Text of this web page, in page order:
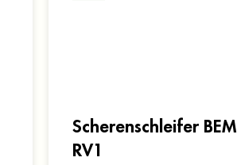
Scherenschleifer BEM
RV1